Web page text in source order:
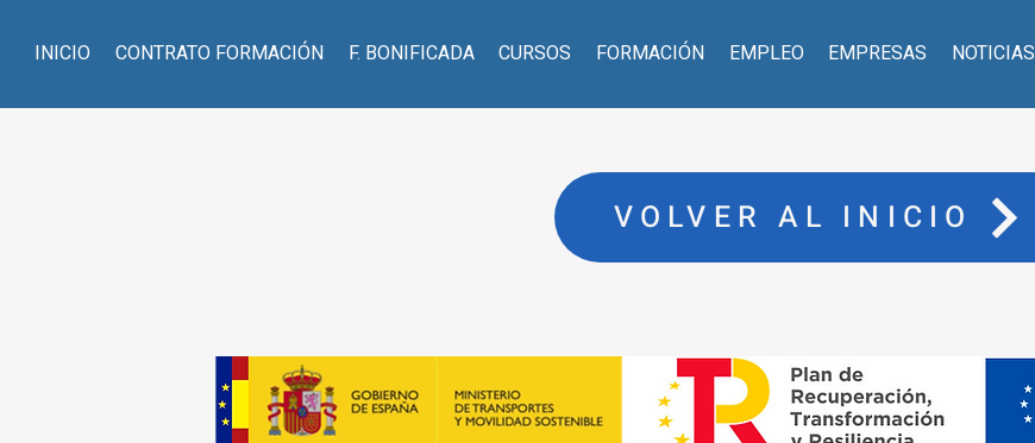
INICIO CONTRATO FORMACIÓN F. BONIFICADA CURSOS FORMACIÓN EMPLEO EMPRESAS NOTICIAS
VOLVER AL INICIO